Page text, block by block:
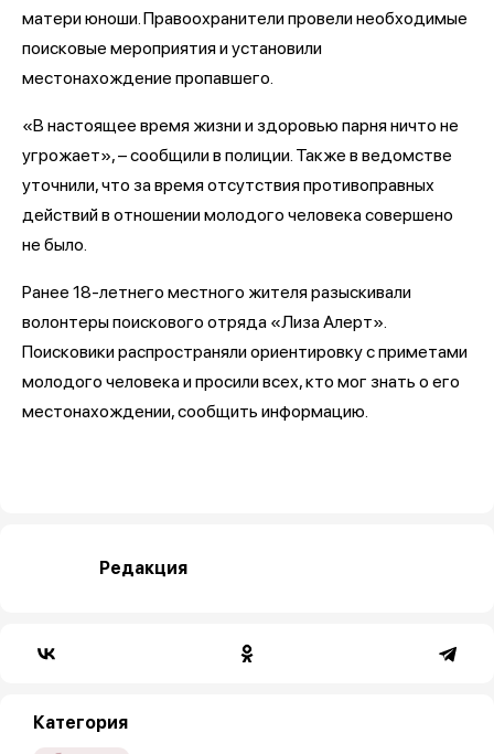
матери юноши. Правоохранители провели необходимые
поисковые мероприятия и установили
местонахождение пропавшего.
«В настоящее время жизни и здоровью парня ничто не
угрожает», – сообщили в полиции. Также в ведомстве
уточнили, что за время отсутствия противоправных
действий в отношении молодого человека совершено
не было.
Ранее 18-летнего местного жителя разыскивали
волонтеры поискового отряда «Лиза Алерт».
Поисковики распространяли ориентировку с приметами
молодого человека и просили всех, кто мог знать о его
местонахождении, сообщить информацию.
Редакция
Категория